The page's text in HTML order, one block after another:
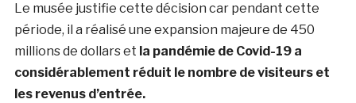
Le musée justifie cette décision car pendant cette
période, il a réalisé une expansion majeure de 450
millions de dollars et la pandémie de Covid-19 a
considérablement réduit le nombre de visiteurs et
les revenus d’entrée.